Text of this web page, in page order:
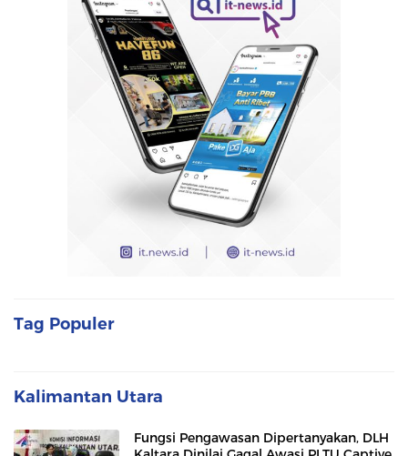
Tag Populer
Kalimantan Utara
Fungsi Pengawasan Dipertanyakan, DLH